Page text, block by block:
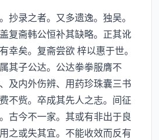
录之者。又多遗逸。独吴。
复斋韩公恒补其缺略。正其讹
幸矣。复斋尝欲 梓以惠于世。
其子公达。公达拳拳服膺不
及内外伤辨、用药珍珠囊三书
不赀。卒成其先人之志。间征
古今不一家。其或有非出于良
之或失其宜。不能收效而反有